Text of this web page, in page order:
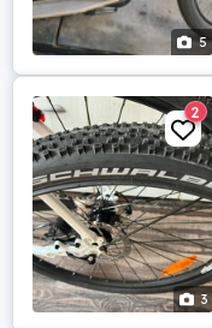
5
3
2